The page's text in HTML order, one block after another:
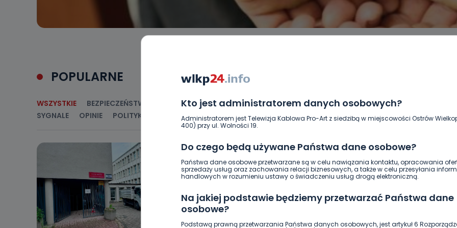
Kto jest administratorem danych osobowych?
Administratorem jest Telewizja Kablowa Pro-Art z siedzibą w miejscowości Ostrów
400) przy ul. Wolności 19.
Do czego będą używane Państwa dane osobowe?
Państwa dane osobowe przetwarzane są w celu nawiązania kontaktu, opracowania
sprzedaży usług oraz zachowania relacji biznesowych, a także w celu przesyłania
handlowych w rozumieniu ustawy o świadczeniu usług drogą elektroniczną.
Na jakiej podstawie będziemy przetwarzać Państwa dane
osobowe?
Podstawą prawną przetwarzania Państwa danych osobowych, jest artykuł 6
POPULARNE
WSZYSTKIE BEZPIECZEŃSTWO CIEKAWOSTKI EDUKACJA GOSPODARKA I FINANSE HISTORIA
SYGNALE
OPINIE POLITYKA RELIGIA SAMORZĄD ŚRODOWISKO WASZE INFO WSZYSTKICH ŚWIĘTYCH